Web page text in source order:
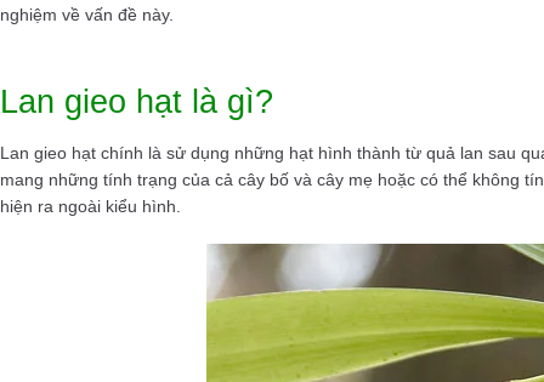
nghiệm về vấn đề này.
Lan gieo hạt là gì?
Lan gieo hạt chính là sử dụng những hạt hình thành từ quả lan sau
mang những tính trạng của cả cây bố và cây mẹ hoặc có thể không
hiện ra ngoài kiểu hình.